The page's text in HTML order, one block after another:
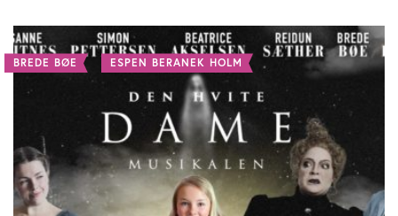
BREDE BØE ESPEN BERANEK HOLM